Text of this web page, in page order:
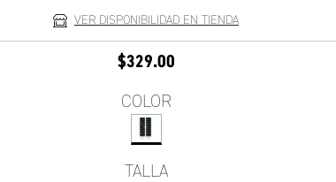
VER DISPONIBILIDAD EN TIENDA
$329.00
COLOR
TALLA